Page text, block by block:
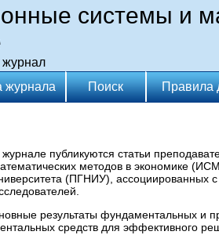
системы и
журнал
журнала Поиск Правила
журнале публикуются статьи
методов в экономике
(ПГНИУ), ассоциированных
результаты фундаментальных и
средств для эффективного